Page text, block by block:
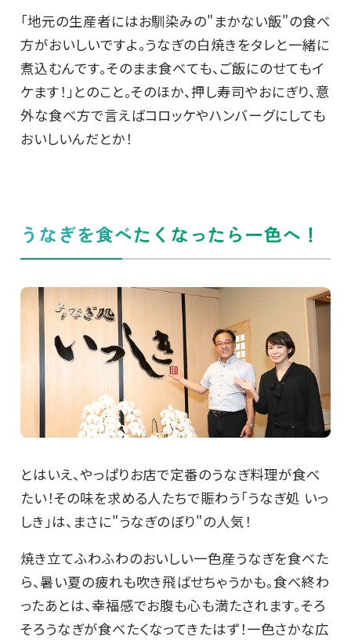
「地元の生産者にはお馴染みの"まかない飯"の食べ
方がおいしいですよ。うなぎの白焼きをタレと一緒に
煮込むんです。そのまま食べても、ご飯にのせてもイ
ケます！」とのこと。そのほか、押し寿司やおにぎり、意
外な食べ方で言えばコロッケやハンバーグにしても
おいしいんだとか！
うなぎを食べたくなったら一色へ！
とはいえ、やっぱりお店で定番のうなぎ料理が食べ
たい！その味を求める人たちで賑わう「うなぎ処 いっ
しき」は、まさに"うなぎのぼり"の人気！
焼き立てふわふわのおいしい一色産うなぎを食べた
ら、暑い夏の疲れも吹き飛ばせちゃうかも。食べ終わ
ったあとは、幸福感でお腹も心も満たされます。そろ
そろうなぎが食べたくなってきたはず！一色さかな広